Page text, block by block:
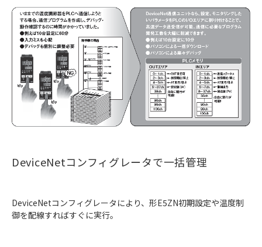
DeviceNetコンフィグレータで一括管理
DeviceNetコンフィグレータにより、形E5ZN初期設定や温度制
御を配線すればすぐに実行。